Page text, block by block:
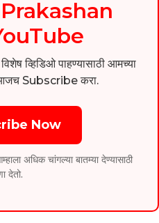
व्हिडिओ पाहण्यासाठी आमच्या
Subscribe करा.
Now
अधिक चांगल्या बातम्या देण्यासाठी
देतो.